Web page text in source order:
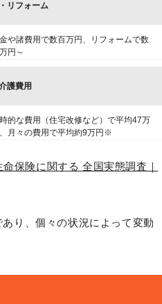
リフォーム
や諸費用で数百万円、リフォームで数
円～
護費用
的な費用（住宅改修など）で平均47万
月々の費用で平均約9万円※
保険に関する 全国実態調査｜
り、個々の状況によって変動